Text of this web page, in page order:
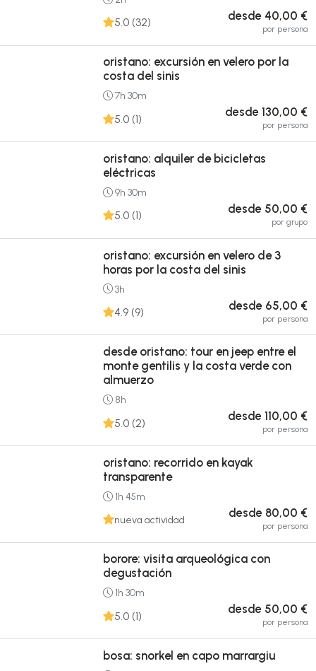
5.0 (32) desde 40,00 €
por persona
oristano: excursión en velero por la
costa del sinis
7h 30m
5.0 (1) desde 130,00 €
por persona
oristano: alquiler de bicicletas
eléctricas
9h 30m
5.0 (1) desde 50,00 €
por grupo
oristano: excursión en velero de 3
horas por la costa del sinis
3h
4.9 (9) desde 65,00 €
por persona
desde oristano: tour en jeep entre el
monte gentilis y la costa verde con
almuerzo
8h
5.0 (2) desde 110,00 €
por persona
oristano: recorrido en kayak
transparente
1h 45m
nueva actividad
desde 80,00 €
por persona
borore: visita arqueológica con
degustación
1h 30m
5.0 (1) desde 50,00 €
por persona
bosa: snorkel en capo marrargiu